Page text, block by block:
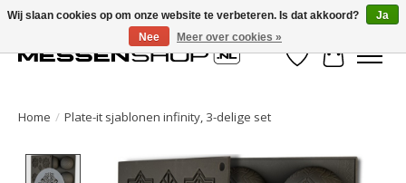
Verlanglijst
Home / Plate-it sjablonen infinity, 3-delige set
Product image slideshow Items
Wij slaan cookies op om onze website te verbeteren. Is dat akkoord?
Ja
Nee
Meer over cookies »